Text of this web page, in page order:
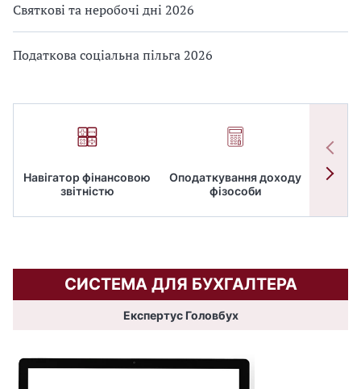
Святкові та неробочі дні 2026
Податкова соціальна пільга 2026
Навігатор фінансовою
звітністю
Оподаткування доходу
фізособи
СИСТЕМА ДЛЯ БУХГАЛТЕРА
Експертус Головбух